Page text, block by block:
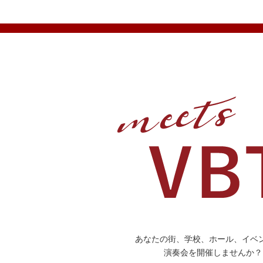
あなたの街、学校、ホール、イベ
演奏会を開催しませんか？